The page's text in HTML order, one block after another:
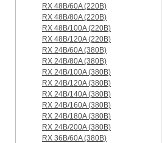
RX 48B/60A (220B)
RX 48B/80A (220B)
RX 48B/100A (220B)
RX 48B/120A (220B)
RX 24B/60A (380B)
RX 24B/80A (380B)
RX 24B/100A (380B)
RX 24B/120A (380B)
RX 24B/140A (380B)
RX 24B/160A (380B)
RX 24B/180A (380B)
RX 24B/200A (380B)
RX 36B/60A (380B)